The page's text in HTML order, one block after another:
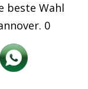
beste Wahl
0